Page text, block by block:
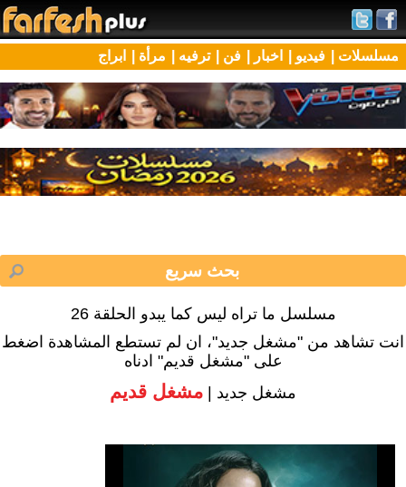
مسلسلات | فيديو | اخبار | فن | ترفيه | مرأة | ابراج
مسلسل ما تراه ليس كما يبدو الحلقة 26
انت تشاهد من "مشغل جديد"، ان لم تستطع المشاهدة اضغط
على "مشغل قديم" ادناه
مشغل جديد | مشغل قديم